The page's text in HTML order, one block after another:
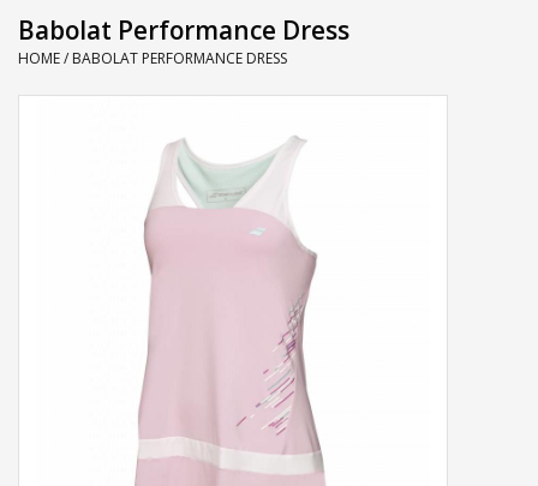
Tenniskleding
Babolat Performance Dress
HOME/ BABOLAT PERFORMANCE DRESS